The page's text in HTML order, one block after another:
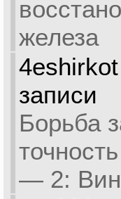
железа
4eshirkot
записи
Борьба
точность
— 2: